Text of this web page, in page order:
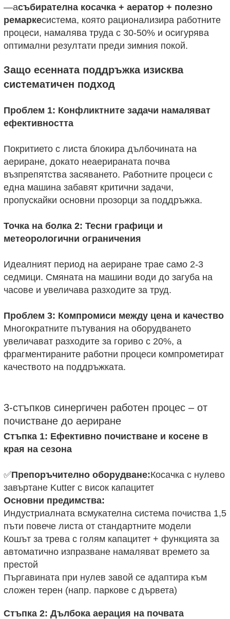
—асъбирателна косачка + аератор + полезно
ремаркесистема, която рационализира работните
процеси, намалява труда с 30-50% и осигурява
оптимални резултати преди зимния покой.
Защо есенната поддръжка изисква
систематичен подход
Проблем 1: Конфликтните задачи намаляват
ефективността
Покритието с листа блокира дълбочината на
аериране, докато неаерираната почва
възпрепятства засяването. Работните процеси с
една машина забавят критични задачи,
пропускайки основни прозорци за поддръжка.
Точка на болка 2: Тесни графици и
метеорологични ограничения
Идеалният период на аериране трае само 2-3
седмици. Смяната на машини води до загуба на
часове и увеличава разходите за труд.
Проблем 3: Компромиси между цена и качество
Многократните пътувания на оборудването
увеличават разходите за гориво с 20%, а
фрагментираните работни процеси компрометират
качеството на поддръжката.
3-стъпков синергичен работен процес – от
почистване до аериране
Стъпка 1: Ефективно почистване и косене в
края на сезона
✅Препоръчително оборудване:Косачка с нулево
завъртане Kutter с висок капацитет
Основни предимства:
Индустриалната всмукателна система почиства 1,5
пъти повече листа от стандартните модели
Кошът за трева с голям капацитет + функцията за
автоматично изпразване намаляват времето за
престой
Пъргавината при нулев завой се адаптира към
сложен терен (напр. паркове с дървета)
Стъпка 2: Дълбока аерация на почвата